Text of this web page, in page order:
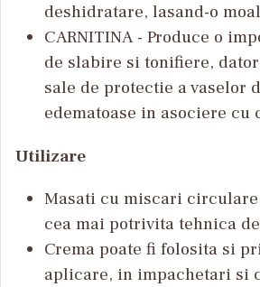
deshidratare, lasand-o
CARNITINA - Produce o
de slabire si tonifiere,
sale de protectie a vaselor
edematoase in asociere
Utilizare
Masati cu miscari
cea mai potrivita tehnica
Crema poate fi folosita si
aplicare, in impachetari si